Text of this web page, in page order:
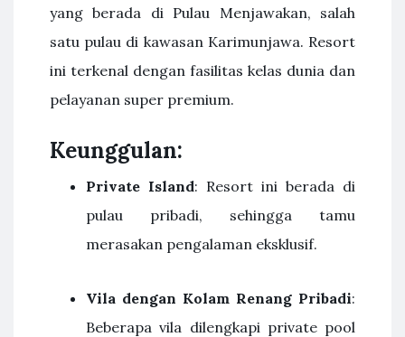
yang berada di Pulau Menjawakan, salah
satu pulau di kawasan Karimunjawa. Resort
ini terkenal dengan fasilitas kelas dunia dan
pelayanan super premium.
Keunggulan:
Private Island: Resort ini berada di
pulau pribadi, sehingga tamu
merasakan pengalaman eksklusif.
Vila dengan Kolam Renang Pribadi:
Beberapa vila dilengkapi private pool